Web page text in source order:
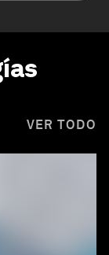
VER TODO